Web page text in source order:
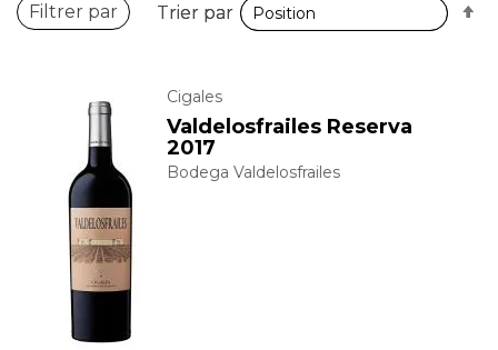
Cigales
Valdelosfrailes Reserva
2017
Bodega Valdelosfrailes
Filtrer par Trier par
Trier par